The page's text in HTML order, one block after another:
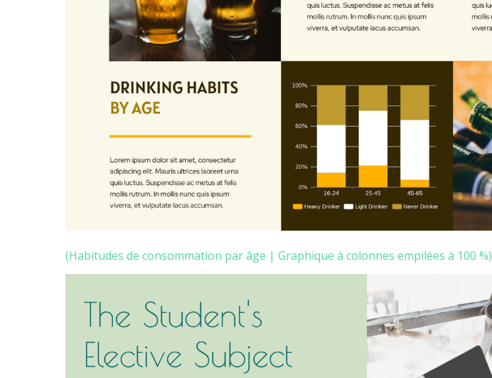
(Habitudes de consommation par âge | Graphique à colonnes empilées à 100 %)